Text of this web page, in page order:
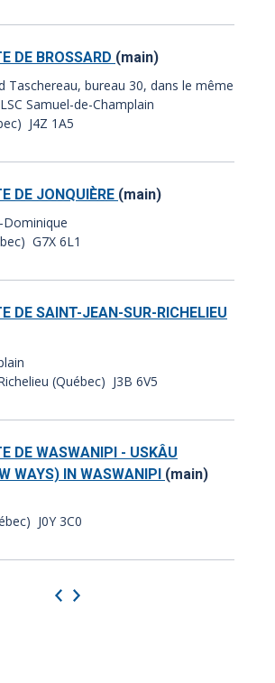
DE BROSSARD (main)
Taschereau, bureau 30, dans le même
Samuel-de-Champlain
J4Z 1A5
DE JONQUIÈRE (main)
Dominique
G7X 6L1
DE SAINT-JEAN-SUR-RICHELIEU
(Québec) J3B 6V5
DE WASWANIPI - USKÂU
WAYS) IN WASWANIPI (main)
J0Y 3C0
Previous
Next